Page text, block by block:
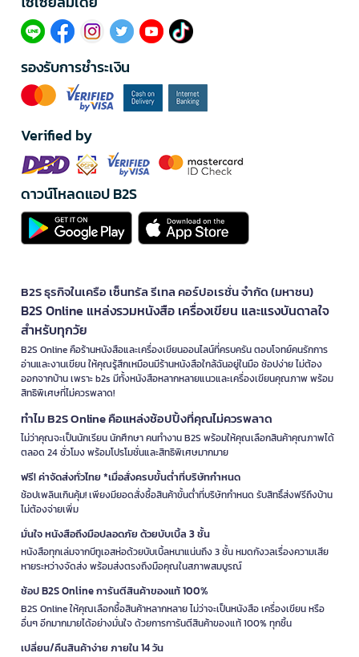
รองรับการชำระเงิน
Verified by
ดาวน์โหลดแอป B2S
B2S ธุรกิจในเครือ เซ็นทรัล รีเทล คอร์ปอเรชั่น จำกัด (มหาชน)
B2S Online แหล่งรวมหนังสือ เครื่องเขียน และแรงบันดาลใจ
สำหรับทุกวัย
B2S Online คือร้านหนังสือและเครื่องเขียนออนไลน์ที่ครบครัน ตอบโจทย์คนรักการ
อ่านและงานเขียน ให้คุณรู้สึกเหมือนมีร้านหนังสือใกล้ฉันอยู่ในมือ ช้อปง่าย ไม่ต้อง
ออกจากบ้าน เพราะ b2s มีทั้งหนังสือหลากหลายแนวและเครื่องเขียนคุณภาพ พร้อม
สิทธิพิเศษที่ไม่ควรพลาด!
ทำไม B2S Online คือแหล่งช้อปปิ้งที่คุณไม่ควรพลาด
ไม่ว่าคุณจะเป็นนักเรียน นักศึกษา คนทำงาน B2S พร้อมให้คุณเลือกสินค้าคุณภาพได้
ตลอด 24 ชั่วโมง พร้อมโปรโมชั่นและสิทธิพิเศษมากมาย
ฟรี! ค่าจัดส่งทั่วไทย *เมื่อสั่งครบขั้นต่ำที่บริษัทกำหนด
ช้อปเพลินเกินคุ้ม! เพียงมียอดสั่งซื้อสินค้าขั้นต่ำที่บริษัทกำหนด รับสิทธิ์ส่งฟรีถึงบ้าน
ไม่ต้องจ่ายเพิ่ม
มั่นใจ หนังสือถึงมือปลอดภัย ด้วยบับเบิ้ล 3 ชั้น
หนังสือทุกเล่มจากบีทูเอสห่อด้วยบับเบิ้ลหนาแน่นถึง 3 ชั้น หมดกังวลเรื่องความเสีย
หายระหว่างจัดส่ง พร้อมส่งตรงถึงมือคุณในสภาพสมบูรณ์
ช้อป B2S Online การันตีสินค้าของแท้ 100%
B2S Online ให้คุณเลือกซื้อสินค้าหลากหลาย ไม่ว่าจะเป็นหนังสือ เครื่องเขียน หรือ
อื่นๆ อีกมากมายได้อย่างมั่นใจ ด้วยการการันตีสินค้าของแท้ 100% ทุกชิ้น
เปลี่ยน/คืนสินค้าง่าย ภายใน 14 วัน